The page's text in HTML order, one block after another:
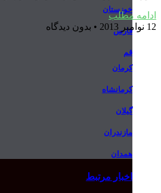
خوزستان
فارس
قم
کرمان
کرمانشاه
گیلان
مازندران
همدان
اخبار مرتبط
ادامه مطلب
12 نوامبر 2013
بدون دیدگاه